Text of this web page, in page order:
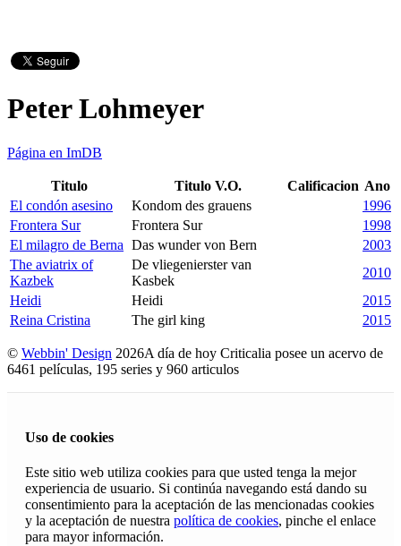
Peter Lohmeyer
Página en ImDB
Titulo Titulo V.O. Calificacion Ano
El condón asesino
Kondom des grauens
1996
Frontera Sur
Frontera Sur
1998
El milagro de Berna Das wunder von Bern
2003
The aviatrix of
Kazbek
De vliegenierster van
Kasbek
2010
Heidi
Heidi
2015
Reina Cristina
The girl king 2015
© Webbin' Design 2026A día de hoy Criticalia posee un acervo de
6461 películas, 195 series y 960 articulos
Uso de cookies
Este sitio web utiliza cookies para que usted tenga la mejor
experiencia de usuario. Si continúa navegando está dando su
consentimiento para la aceptación de las mencionadas cookies
y la aceptación de nuestra política de cookies, pinche el enlace
para mayor información.